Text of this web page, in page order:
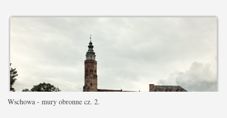
Wschowa - mury obronne cz. 2.